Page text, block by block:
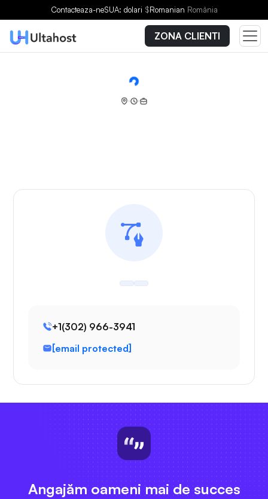
Contacteaza-neSUA: dolari $Romanian România
ZONA CLIENTI
+1(302) 966-3941
[email protected]
Angajăm oameni mai de succes